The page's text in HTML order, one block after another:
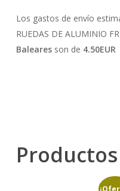
Los gastos de envío
RUEDAS DE ALUMINIO
Balearesson de 4.50EUR